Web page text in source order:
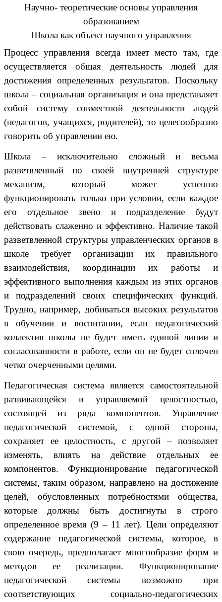
Научно- теоретические основы управления
образованием
Школа как объект научного управления
Процесс управления всегда имеет место там, где
осуществляется общая деятельность людей для
достижения определенных результатов. Поскольку
школа – социальная организация и она представляет
собой систему совместной деятельности людей
(педагогов, учащихся, родителей), то целесообразно
говорить об управлении ею.
Школа – исключительно сложный и весьма
разветвленный по своей внутренней структуре
механизм, который может успешно
функционировать только при условии, если каждое
его отдельное звено и подразделение будут
действовать слаженно и эффективно. Наличие такой
разветвленной структуры управленческих органов в
школе требует организации их правильного
взаимодействия, координации их работы и
эффективного выполнения каждым из этих органов
и подразделений своих специфических функций.
Трудно, например, добиваться высоких результатов
в обучении и воспитании, если педагогический
коллектив школы не будет иметь единой линии и
согласованности в работе, если он не будет сплочен
четко очерченными целями.
Педагогическая система является самостоятельной
развивающейся и управляемой целостностью,
состоящей из ряда компонентов. Управление
педагогической системой, с одной стороны,
сохраняет ее целостность, с другой – позволяет
изменять, влиять на действие отдельных ее
компонентов. Функционирование педагогической
системы, таким образом, направлено на достижение
целей, обусловленных потребностями общества,
которые должны быть достигнуты в строго
определенное время (9 – 11 лет). Цели определяют
содержание педагогической системы, которое, в
свою очередь, предполагает многообразие форм и
методов ее реализации. Функционирование
педагогической системы возможно при
соответствующих социально-педагогических